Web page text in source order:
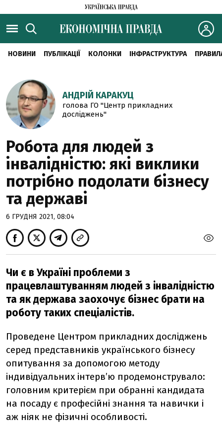
НОВИНИ ПУБЛІКАЦІЇ КОЛОНКИ ІНФРАСТРУКТУРА
АНДРІЙ КАРАКУЦ
голова ГО "Центр прикладних
досліджень"
Робота для людей з
інвалідністю: які виклики
потрібно подолати бізнесу
та державі
6 ГРУДНЯ 2021, 08:04
Чи є в Україні проблеми з
працевлаштуванням людей з інвалідністю
та як держава заохочує бізнес брати на
роботу таких спеціалістів.
Проведене Центром прикладних досліджень
серед представників українського бізнесу
опитування за допомогою методу
індивідуальних інтерв’ю продемонструвало:
головним критерієм при обранні кандидата
на посаду є професійні знання та навички і
аж ніяк не фізичні особливості.